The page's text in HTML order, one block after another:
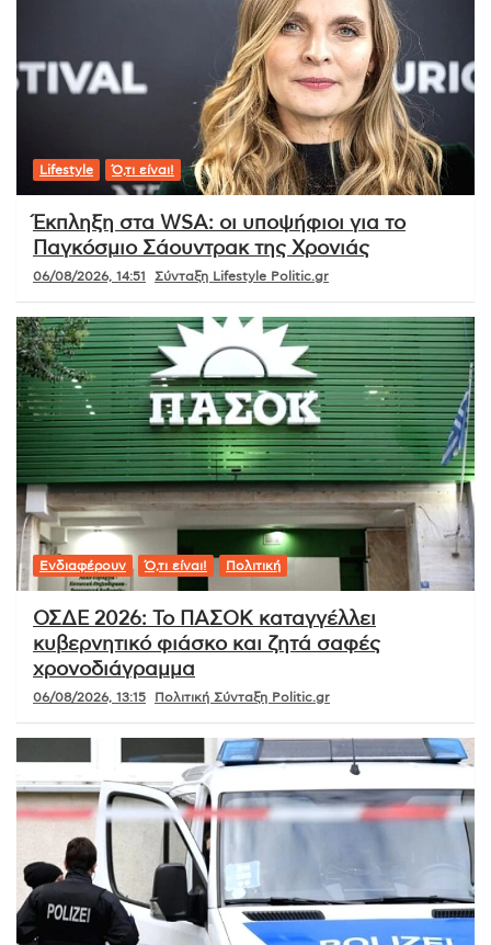
Lifestyle Ό,τι είναι!
Έκπληξη στα WSA: οι υποψήφιοι για το
Παγκόσμιο Σάουντρακ της Χρονιάς
06/08/2026, 14:51 Σύνταξη Lifestyle Politic.gr
Ενδιαφέρουν Ό,τι είναι! Πολιτική
ΟΣΔΕ 2026: Το ΠΑΣΟΚ καταγγέλλει
κυβερνητικό φιάσκο και ζητά σαφές
χρονοδιάγραμμα
06/08/2026, 13:15 Πολιτική Σύνταξη Politic.gr